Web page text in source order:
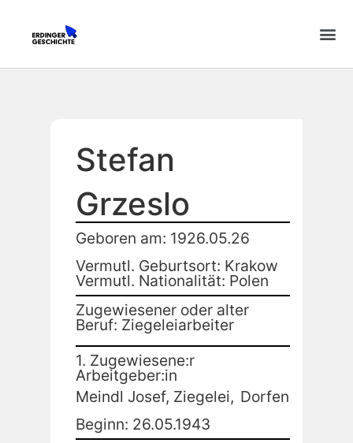
Stefan
Grzeslo
Geboren am: 1926.05.26
Vermutl. Geburtsort: Krakow
Vermutl. Nationalität: Polen
Zugewiesener oder alter
Beruf: Ziegeleiarbeiter
1. Zugewiesene:r
Arbeitgeber:in
Meindl Josef, Ziegelei, Dorfen
Beginn: 26.05.1943